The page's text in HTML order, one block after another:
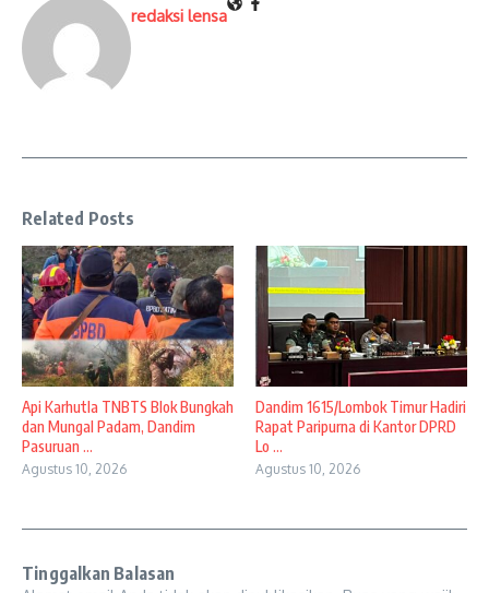
redaksi lensa
Related Posts
Api Karhutla TNBTS Blok Bungkah
dan Mungal Padam, Dandim
Pasuruan ...
Agustus 10, 2026
Dandim 1615/Lombok Timur Hadiri
Rapat Paripurna di Kantor DPRD
Lo ...
Agustus 10, 2026
Tinggalkan Balasan